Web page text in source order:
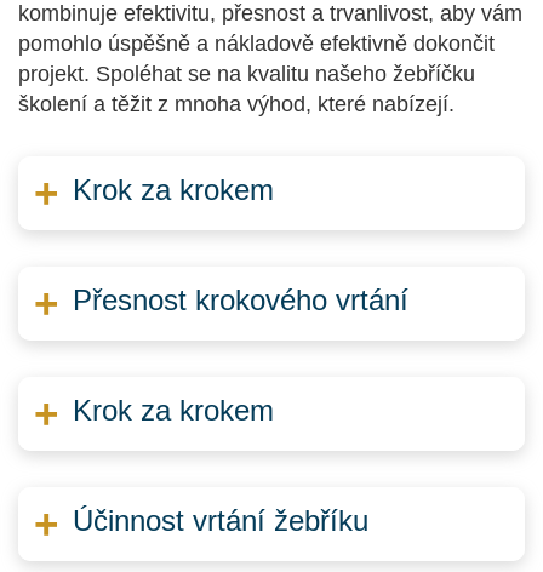
kombinuje efektivitu, přesnost a trvanlivost, aby vám
pomohlo úspěšně a nákladově efektivně dokončit
projekt. Spoléhat se na kvalitu našeho žebříčku
školení a těžit z mnoha výhod, které nabízejí.
Krok za krokem
Přesnost krokového vrtání
Krok za krokem
Účinnost vrtání žebříku